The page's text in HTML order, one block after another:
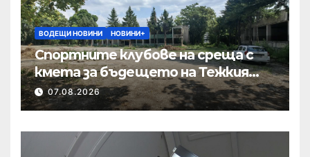
ВОДЕЩИ НОВИНИ НОВИНИ+
Спортните клубове на среща с
кмета за бъдещето на Тежкия
полк
07.08.2026